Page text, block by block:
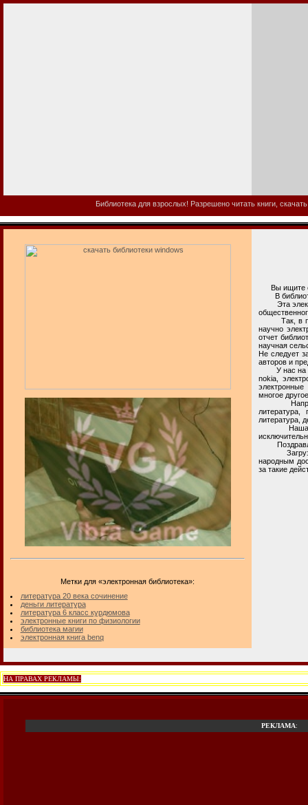
Библиотека для взрослых! Разрешено читать книги,
Метки для «электронная библиотека»:
литература 20 века сочинение
деньги литература
литература 6 класс курдюмова
электронные книги по физиологии
библиотека магии
электронная книга benq
Вы ищите
В
Эта
Так, в
научно
отчет
научная
Не следует
авторов и
У нас на
nokia,
многое
Например,
литература,
Наша
Загрузка и
народным
за такие
НА ПРАВАХ РЕКЛАМЫ:
РЕКЛАМА: